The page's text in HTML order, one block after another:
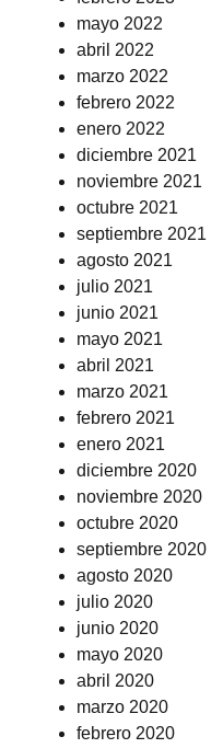
mayo 2022
abril 2022
marzo 2022
febrero 2022
enero 2022
diciembre 2021
noviembre 2021
octubre 2021
septiembre 2021
agosto 2021
julio 2021
junio 2021
mayo 2021
abril 2021
marzo 2021
febrero 2021
enero 2021
diciembre 2020
noviembre 2020
octubre 2020
septiembre 2020
agosto 2020
julio 2020
junio 2020
mayo 2020
abril 2020
marzo 2020
febrero 2020